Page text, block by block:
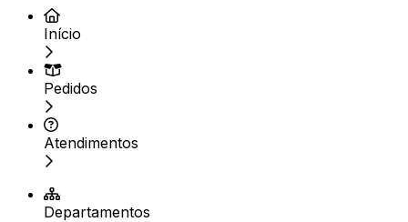
Início
Pedidos
Atendimentos
Departamentos